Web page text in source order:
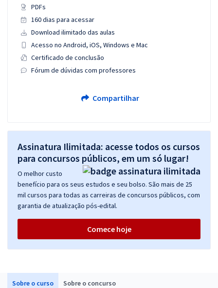
Sobre o curso Sobre o concurso
PDFs
160 dias para acessar
Download ilimitado das aulas
Acesso no Android, iOS, Windows e Mac
Certificado de conclusão
Fórum de dúvidas com professores
Compartilhar
Assinatura Ilimitada: acesse todos os cursos
para concursos públicos, em um só lugar!
O melhor custo
benefício para os seus estudos e seu bolso. São mais de 25
mil cursos para todas as carreiras de concursos públicos, com
garantia de atualização pós-edital.
Comece hoje